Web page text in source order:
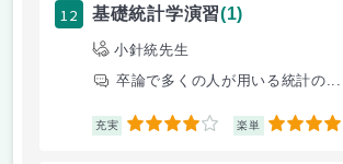
12 基礎統計学演習(1)
小針統先生
卒論で多くの人が用いる統計の...
充実 4 楽単 5